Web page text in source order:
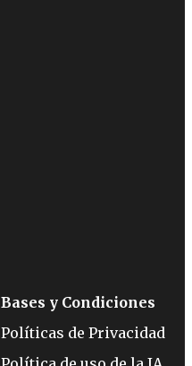
Bases y Condiciones
Políticas de Privacidad